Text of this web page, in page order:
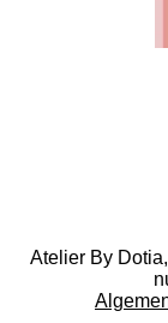
Atelier By